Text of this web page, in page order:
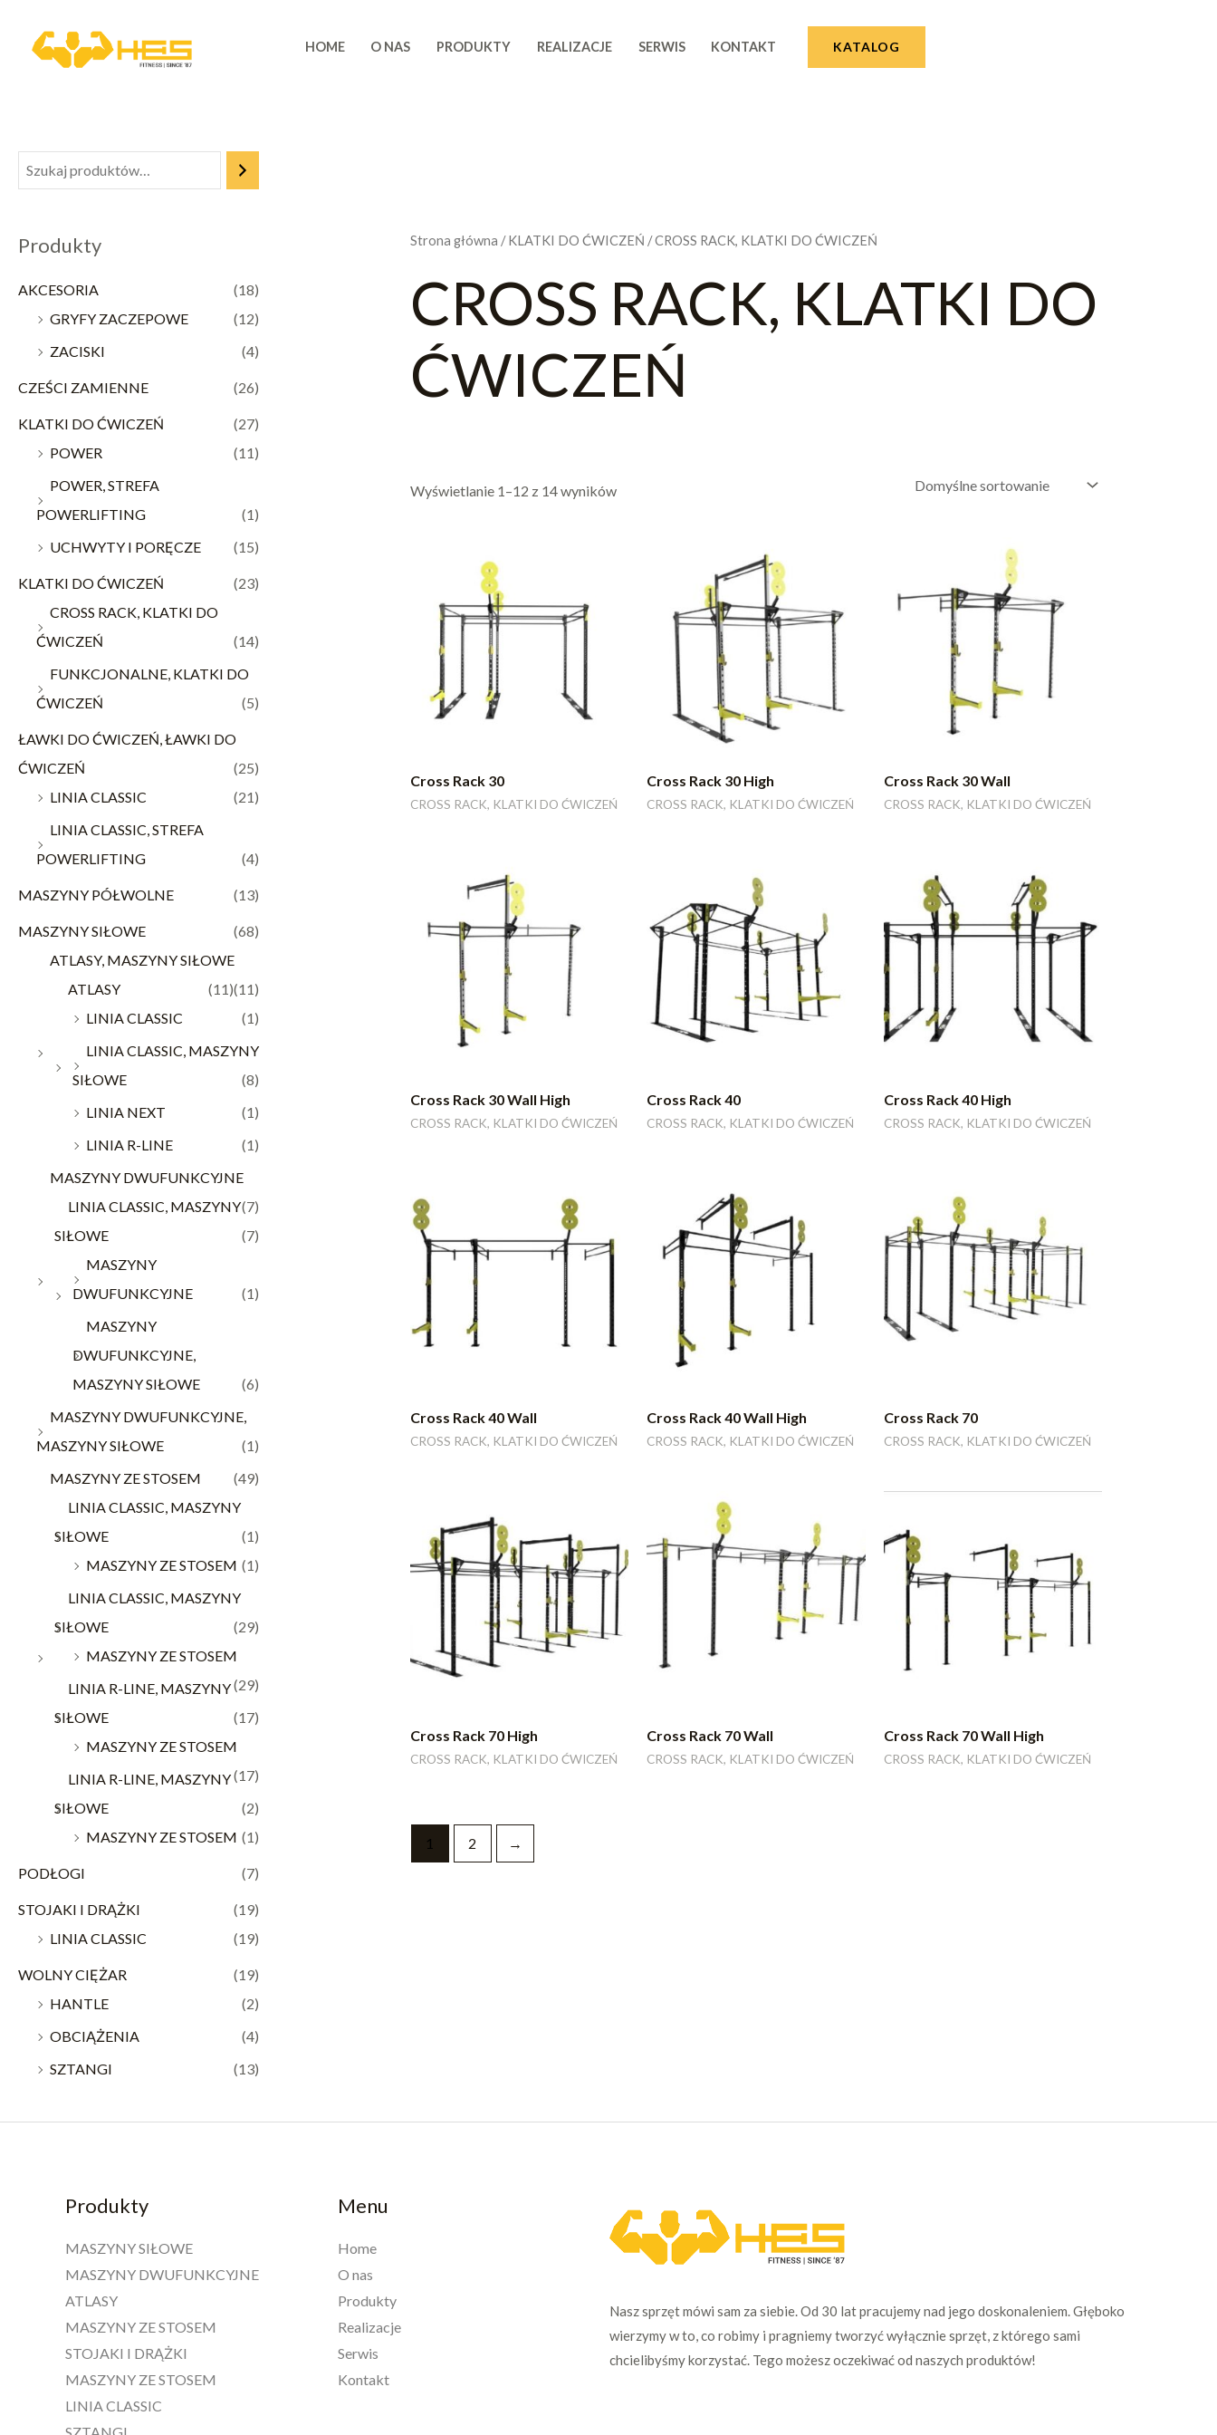
content
HOME O NAS PRODUKTY REALIZACJE SERWIS KONTAKT KATALOG
Produkty
AKCESORIA
(18)
GRYFY ZACZEPOWE
(12)
ZACISKI
(4)
CZEŚCI ZAMIENNE (26)
KLATKI DO ĆWICZEŃ
(27)
POWER
(11)
POWER, STREFA
POWERLIFTING
(1)
UCHWYTY I PORĘCZE
(15)
KLATKI DO ĆWICZEŃ
(23)
CROSS RACK, KLATKI DO
ĆWICZEŃ
(14)
FUNKCJONALNE, KLATKI DO
ĆWICZEŃ
(5)
ŁAWKI DO ĆWICZEŃ, ŁAWKI DO
ĆWICZEŃ
(25)
LINIA CLASSIC
(21)
LINIA CLASSIC, STREFA
POWERLIFTING
(4)
MASZYNY PÓŁWOLNE (13)
MASZYNY SIŁOWE
(68)
ATLASY, MASZYNY SIŁOWE
(11)
ATLASY
(11)
LINIA CLASSIC
(1)
LINIA CLASSIC, MASZYNY
SIŁOWE
(8)
LINIA NEXT
(1)
LINIA R-LINE
(1)
MASZYNY DWUFUNKCYJNE
(7)
LINIA CLASSIC, MASZYNY
SIŁOWE
(7)
MASZYNY
DWUFUNKCYJNE
(1)
MASZYNY
DWUFUNKCYJNE,
MASZYNY SIŁOWE
(6)
MASZYNY DWUFUNKCYJNE,
MASZYNY SIŁOWE
(1)
MASZYNY ZE STOSEM
(49)
LINIA CLASSIC, MASZYNY
SIŁOWE
(1)
MASZYNY ZE STOSEM (1)
LINIA CLASSIC, MASZYNY
SIŁOWE
(29)
MASZYNY ZE STOSEM
(29)
LINIA R-LINE, MASZYNY
SIŁOWE
(17)
MASZYNY ZE STOSEM
(17)
LINIA R-LINE, MASZYNY
SIŁOWE
(2)
MASZYNY ZE STOSEM (1)
PODŁOGI (7)
STOJAKI I DRĄŻKI
(19)
LINIA CLASSIC
(19)
WOLNY CIĘŻAR
(19)
HANTLE
(2)
OBCIĄŻENIA
(4)
SZTANGI
(13)
Strona główna /KLATKI DO ĆWICZEŃ / CROSS RACK, KLATKI DO ĆWICZEŃ
CROSS RACK, KLATKI DO
ĆWICZEŃ
Wyświetlanie 1–12 z 14 wyników
Cross Rack 30
CROSS RACK, KLATKI DO ĆWICZEŃ
Cross Rack 30 High
CROSS RACK, KLATKI DO ĆWICZEŃ
Cross Rack 30 Wall
CROSS RACK, KLATKI DO ĆWICZEŃ
Cross Rack 30 Wall High
CROSS RACK, KLATKI DO ĆWICZEŃ
Cross Rack 40
CROSS RACK, KLATKI DO ĆWICZEŃ
Cross Rack 40 High
CROSS RACK, KLATKI DO ĆWICZEŃ
Cross Rack 40 Wall
CROSS RACK, KLATKI DO ĆWICZEŃ
Cross Rack 40 Wall High
CROSS RACK, KLATKI DO ĆWICZEŃ
Cross Rack 70
CROSS RACK, KLATKI DO ĆWICZEŃ
Cross Rack 70 High
CROSS RACK, KLATKI DO ĆWICZEŃ
Cross Rack 70 Wall
CROSS RACK, KLATKI DO ĆWICZEŃ
Cross Rack 70 Wall High
CROSS RACK, KLATKI DO ĆWICZEŃ
1 2 →
Produkty
MASZYNY SIŁOWE
MASZYNY DWUFUNKCYJNE
ATLASY
MASZYNY ZE STOSEM
STOJAKI I DRĄŻKI
MASZYNY ZE STOSEM
LINIA CLASSIC
SZTANGI
Menu
Home
O nas
Produkty
Realizacje
Serwis
Kontakt
Nasz sprzęt mówi sam za siebie. Od 30 lat pracujemy nad jego doskonaleniem. Głęboko
wierzymy w to, co robimy i pragniemy tworzyć wyłącznie sprzęt, z którego sami
chcielibyśmy korzystać. Tego możesz oczekiwać od naszych produktów!